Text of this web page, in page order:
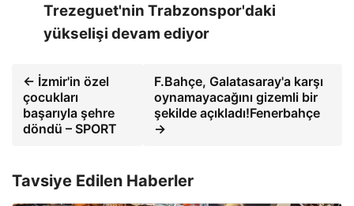
Trezeguet'nin Trabzonspor'daki
yükselişi devam ediyor
← İzmir'in özel
çocukları
başarıyla şehre
döndü – SPORT
F.Bahçe, Galatasaray'a karşı
oynamayacağını gizemli bir
şekilde açıkladı!Fenerbahçe
→
Tavsiye Edilen Haberler